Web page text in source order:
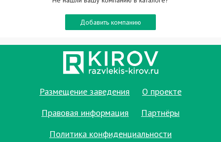
Добавить компанию
Размещение заведения
О проекте
Правовая информация
Партнёры
Политика конфиденциальности